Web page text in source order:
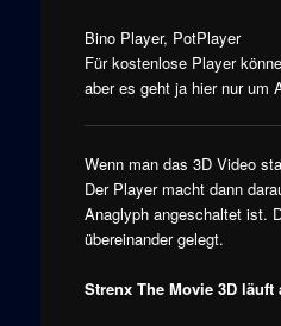
Bino Player, PotPlayer
Für kostenlose Player
aber es geht ja hier nur um
Wenn man das 3D Video
Der Player macht dann
Anaglyph angeschaltet ist.
übereinander gelegt.
Strenx The Movie 3D läuft